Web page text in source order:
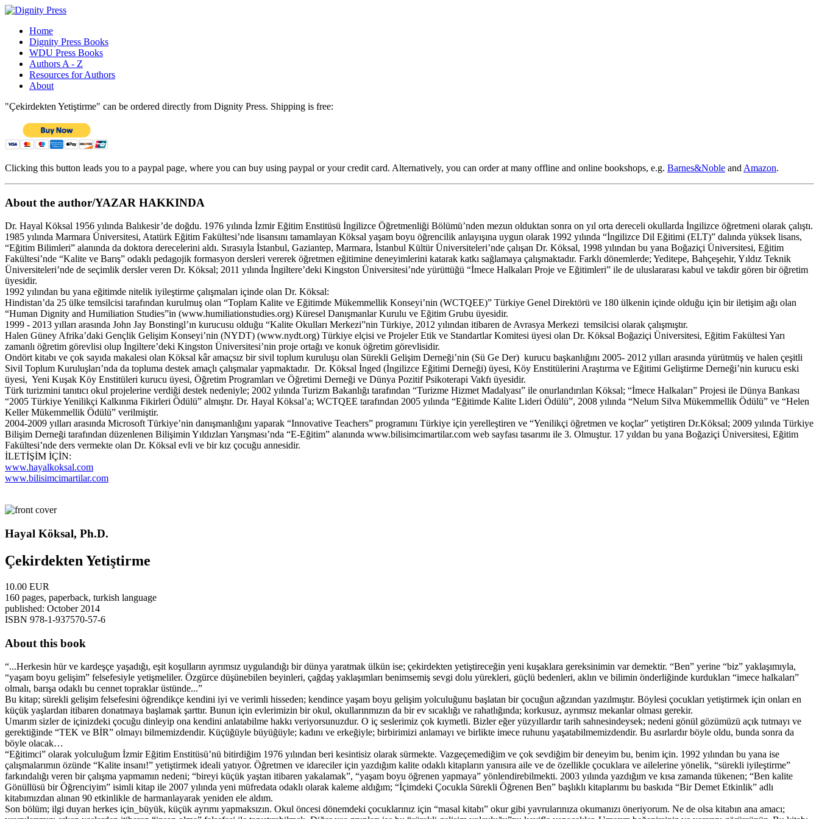
Home
Dignity Press Books
WDU Press Books
Authors A - Z
Resources for Authors
About
"Çekirdekten Yetiştirme" can be ordered directly from Dignity Press. Shipping is free:
Clicking this button leads you to a paypal page, where you can buy using paypal or your credit card. Alternatively, you can order at many offline and online bookshops, e.g. Barnes&Noble and Amazon.
About the author/YAZAR HAKKINDA
Dr. Hayal Köksal 1956 yılında Balıkesir’de doğdu. 1976 yılında İzmir Eğitim Enstitüsü İngilizce Öğretmenliği Bölümü’nden mezun olduktan sonra on yıl orta dereceli okullarda İngilizce öğretmeni olarak çalıştı.
1985 yılında Marmara Üniversitesi, Atatürk Eğitim Fakültesi’nde lisansını tamamlayan Köksal yaşam boyu öğrencilik anlayışına uygun olarak 1992 yılında “İngilizce Dil Eğitimi (ELT)” dalında yüksek lisans,
“Eğitim Bilimleri” alanında da doktora derecelerini aldı. Sırasıyla İstanbul, Gaziantep, Marmara, İstanbul Kültür Üniversiteleri’nde çalışan Dr. Köksal, 1998 yılından bu yana Boğaziçi Üniversitesi, Eğitim
Fakültesi’nde “Kalite ve Barış” odaklı pedagojik formasyon dersleri vererek öğretmen eğitimine deneyimlerini katarak katkı sağlamaya çalışmaktadır. Farklı dönemlerde; Yeditepe, Bahçeşehir, Yıldız Teknik
Üniversiteleri’nde de seçimlik dersler veren Dr. Köksal; 2011 yılında İngiltere’deki Kingston Üniversitesi’nde yürüttüğü “İmece Halkaları Proje ve Eğitimleri” ile de uluslararası kabul ve takdir gören bir öğretim
üyesidir.
1992 yılından bu yana eğitimde nitelik iyileştirme çalışmaları içinde olan Dr. Köksal:
Hindistan’da 25 ülke temsilcisi tarafından kurulmuş olan “Toplam Kalite ve Eğitimde Mükemmellik Konseyi’nin (WCTQEE)” Türkiye Genel Direktörü ve 180 ülkenin içinde olduğu için bir iletişim ağı olan
“Human Dignity and Humiliation Studies”in (www.humiliationstudies.org) Küresel Danışmanlar Kurulu ve Eğitim Grubu üyesidir.
1999 - 2013 yılları arasında John Jay Bonstingl’ın kurucusu olduğu “Kalite Okulları Merkezi”nin Türkiye, 2012 yılından itibaren de Avrasya Merkezi temsilcisi olarak çalışmıştır.
Halen Güney Afrika’daki Gençlik Gelişim Konseyi’nin (NYDT) (www.nydt.org) Türkiye elçisi ve Projeler Etik ve Standartlar Komitesi üyesi olan Dr. Köksal Boğaziçi Üniversitesi, Eğitim Fakültesi Yarı
zamanlı öğretim görevlisi olup İngiltere’deki Kingston Üniversitesi’nin proje ortağı ve konuk öğretim görevlisidir.
Ondört kitabı ve çok sayıda makalesi olan Köksal kâr amaçsız bir sivil toplum kuruluşu olan Sürekli Gelişim Derneği’nin (Sü Ge Der) kurucu başkanlığını 2005- 2012 yılları arasında yürütmüş ve halen çeşitli
Sivil Toplum Kuruluşları’nda da topluma destek amaçlı çalışmalar yapmaktadır. Dr. Köksal İnged (İngilizce Eğitimi Derneği) üyesi, Köy Enstitülerini Araştırma ve Eğitimi Geliştirme Derneği’nin kurucu eski
üyesi, Yeni Kuşak Köy Enstitüleri kurucu üyesi, Öğretim Programları ve Öğretimi Derneği ve Dünya Pozitif Psikoterapi Vakfı üyesidir.
Türk turizmini tanıtıcı okul projelerine verdiği destek nedeniyle; 2002 yılında Turizm Bakanlığı tarafından “Turizme Hizmet Madalyası” ile onurlandırılan Köksal; “İmece Halkaları” Projesi ile Dünya Bankası
“2005 Türkiye Yenilikçi Kalkınma Fikirleri Ödülü” almıştır. Dr. Hayal Köksal’a; WCTQEE tarafından 2005 yılında “Eğitimde Kalite Lideri Ödülü”, 2008 yılında “Nelum Silva Mükemmellik Ödülü” ve “Helen
Keller Mükemmellik Ödülü” verilmiştir.
2004-2009 yılları arasında Microsoft Türkiye’nin danışmanlığını yaparak “Innovative Teachers” programını Türkiye için yerelleştiren ve “Yenilikçi öğretmen ve koçlar” yetiştiren Dr.Köksal; 2009 yılında Türkiye
Bilişim Derneği tarafından düzenlenen Bilişimin Yıldızları Yarışması’nda “E-Eğitim” alanında www.bilisimcimartilar.com web sayfası tasarımı ile 3. Olmuştur. 17 yıldan bu yana Boğaziçi Üniversitesi, Eğitim
Fakültesi’nde ders vermekte olan Dr. Köksal evli ve bir kız çocuğu annesidir.
İLETİŞİM İÇİN:
www.hayalkoksal.com
www.bilisimcimartilar.com
Hayal Köksal, Ph.D.
Çekirdekten Yetiştirme
10.00 EUR
160 pages, paperback, turkish language
published: October 2014
ISBN 978-1-937570-57-6
About this book
“...Herkesin hür ve kardeşçe yaşadığı, eşit koşulların ayrımsız uygulandığı bir dünya yaratmak ülkün ise; çekirdekten yetiştireceğin yeni kuşaklara gereksinimin var demektir. “Ben” yerine “biz” yaklaşımıyla,
“yaşam boyu gelişim” felsefesiyle yetişmeliler. Özgürce düşünebilen beyinleri, çağdaş yaklaşımları benimsemiş sevgi dolu yürekleri, güçlü bedenleri, aklın ve bilimin önderliğinde kurdukları “imece halkaları”
olmalı, barışa odaklı bu cennet topraklar üstünde...”
Bu kitap; sürekli gelişim felsefesini öğrendikçe kendini iyi ve verimli hisseden; kendince yaşam boyu gelişim yolculuğunu başlatan bir çocuğun ağzından yazılmıştır. Böylesi çocukları yetiştirmek için onları en
küçük yaşlardan itibaren donatmaya başlamak şarttır. Bunun için evlerimizin bir okul, okullarınmızın da bir ev sıcaklığı ve rahatlığında; korkusuz, ayrımsız mekanlar olması gerekir.
Umarım sizler de içinizdeki çocuğu dinleyip ona kendini anlatabilme hakkı veriyorsunuzdur. O iç seslerimiz çok kıymetli. Bizler eğer yüzyıllardır tarih sahnesindeysek; nedeni gönül gözümüzü açık tutmayı ve
gerektiğinde “TEK ve BİR” olmayı bilmemizdendir. Küçüğüyle büyüğüyle; kadını ve erkeğiyle; birbirimizi anlamayı ve birlikte imece ruhunu yaşatabilmemizdendir. Bu asırlardır böyle oldu, bunda sonra da
böyle olacak…
“Eğitimci” olarak yolculuğum İzmir Eğitim Enstitüsü’nü bitirdiğim 1976 yılından beri kesintisiz olarak sürmekte. Vazgeçemediğim ve çok sevdiğim bir deneyim bu, benim için. 1992 yılından bu yana ise
çalışmalarımın özünde “Kalite insanı!” yetiştirmek ideali yatıyor. Öğretmen ve idareciler için yazdığım kalite odaklı kitapların yanısıra aile ve de özellikle çocuklara ve ailelerine yönelik, “sürekli iyileştirme”
farkındalığı veren bir çalışma yapmamın nedeni; “bireyi küçük yaştan itibaren yakalamak”, “yaşam boyu öğrenen yapmaya” yönlendirebilmekti. 2003 yılında yazdığım ve kısa zamanda tükenen; “Ben kalite
Gönüllüsü bir Öğrenciyim” isimli kitap ile 2007 yılında yeni müfredata odaklı olarak kaleme aldığım; “İçimdeki Çocukla Sürekli Öğrenen Ben” başlıklı kitaplarımı bu baskıda “Bir Demet Etkinlik” adlı
kitabımızdan alınan 90 etkinlikle de harmanlayarak yeniden ele aldım.
Son bölüm; ilgi duyan herkes için_büyük, küçük ayrımı yapmaksızın. Okul öncesi dönemdeki çocuklarınız için “masal kitabı” okur gibi yavrularınıza okumanızı öneriyorum. Ne de olsa kitabın ana amacı;